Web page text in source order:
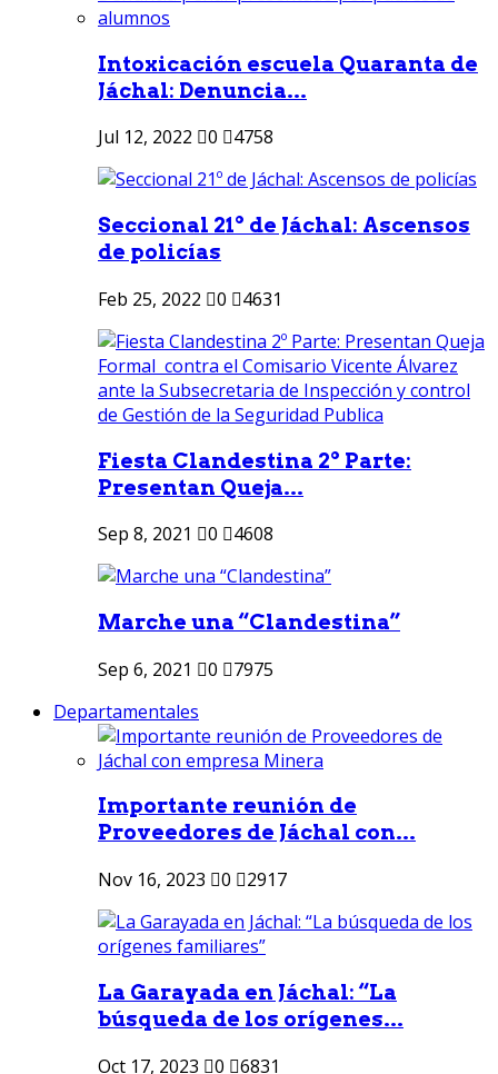
Intoxicación escuela Quaranta de
Jáchal: Denuncia...
Jul 12, 2022 0 4758
Seccional 21º de Jáchal: Ascensos
de policías
Feb 25, 2022 0 4631
Fiesta Clandestina 2º Parte:
Presentan Queja...
Sep 8, 2021 0 4608
Marche una “Clandestina”
Sep 6, 2021 0
7975
Departamentales
Importante reunión de
Proveedores de Jáchal con...
Nov 16, 2023 0 2917
La Garayada en Jáchal: “La
búsqueda de los orígenes...
Oct 17, 2023 0 6831